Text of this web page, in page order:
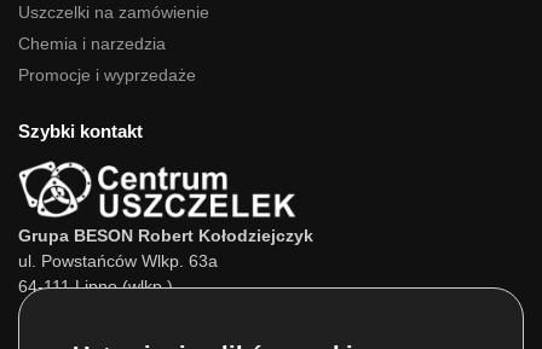
Uszczelki na zamówienie
Chemia i narzedzia
Promocje i wyprzedaże
Szybki kontakt
Grupa BESON Robert Kołodziejczyk
ul. Powstańców Wlkp. 63a
64-111 Lipno (wlkp.)